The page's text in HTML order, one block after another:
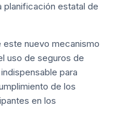
planificación estatal de
nuevo mecanismo
uso de seguros de
para
de los
en los